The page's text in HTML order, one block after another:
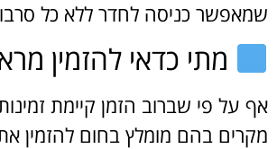
שמאפשר כניסה לחדר ללא כל
מתי כדאי להזמין
אף על פי שברוב הזמן קיימת
מקרים בהם מומלץ בחום להזמין